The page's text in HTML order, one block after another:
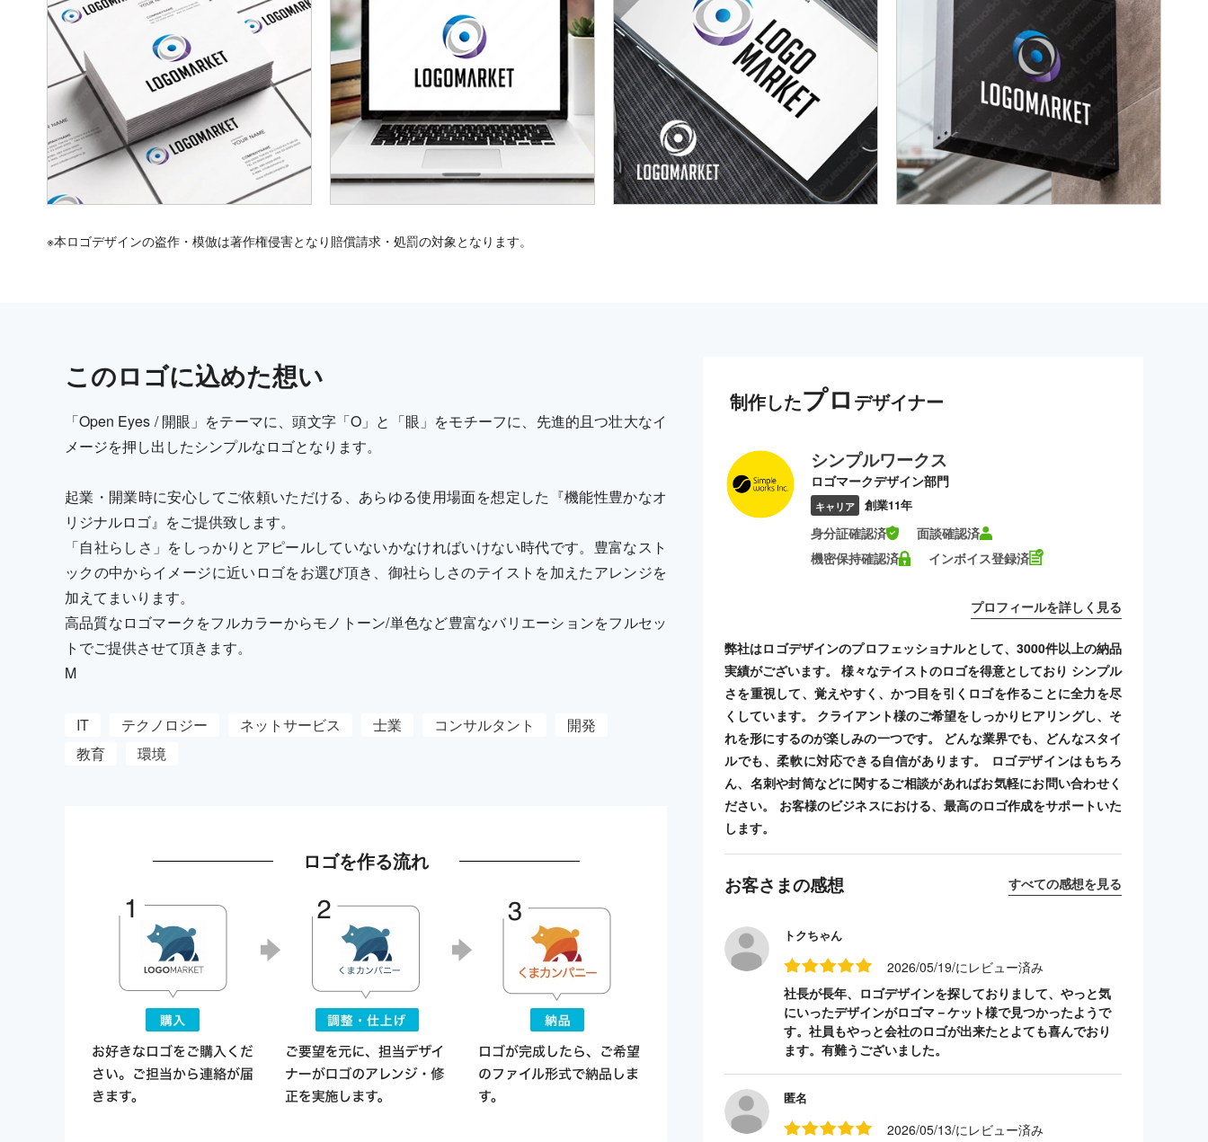
※本ロゴデザインの盗作・模倣は著作権侵害となり賠償請求・処罰の対象となります。
このロゴに込めた想い
「Open Eyes / 開眼」をテーマに、頭文字「O」と「眼」をモチーフに、先進的且つ壮大なイ
メージを押し出したシンプルなロゴとなります。
起業・開業時に安心してご依頼いただける、あらゆる使用場面を想定した『機能性豊かなオ
リジナルロゴ』をご提供致します。
「自社らしさ」をしっかりとアピールしていないかなければいけない時代です。豊富なスト
ックの中からイメージに近いロゴをお選び頂き、御社らしさのテイストを加えたアレンジを
加えてまいります。
高品質なロゴマークをフルカラーからモノトーン/単色など豊富なバリエーションをフルセッ
トでご提供させて頂きます。
M
IT テクノロジー ネットサービス 士業 コンサルタント
開発
教育
環境
ロゴを作る流れ
制作したプロ デザイナー
シンプルワークス
ロゴマークデザイン部門
キャリア 創業11年
身分証確認済
面談確認済
機密保持確認済
インボイス登録済
プロフィールを詳しく見る
弊社はロゴデザインのプロフェッショナルとして、3000件以上の納品
実績がございます。 様々なテイストのロゴを得意としており シンプル
さを重視して、覚えやすく、かつ目を引くロゴを作ることに全力を尽
くしています。 クライアント様のご希望をしっかりヒアリングし、そ
れを形にするのが楽しみの一つです。 どんな業界でも、どんなスタイ
ルでも、柔軟に対応できる自信があります。 ロゴデザインはもちろ
ん、名刺や封筒などに関するご相談があればお気軽にお問い合わせく
ださい。 お客様のビジネスにおける、最高のロゴ作成をサポートいた
します。
お客さまの感想 すべての感想を見る
トクちゃん
2026/05/19/にレビュー済み
社長が長年、ロゴデザインを探しておりまして、やっと気
にいったデザインがロゴマ－ケット様で見つかったようで
す。社員もやっと会社のロゴが出来たとよても喜んでおり
ます。有難うございました。
匿名
2026/05/13/にレビュー済み